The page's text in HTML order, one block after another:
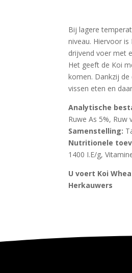
Bij lagere
niveau. Hiervoor
drijvend voer met
Het geeft de Koi
komen. Dankzij de
vissen eten en
Analytische
Ruwe As 5%, Ruw
Samenstelling:
Nutritionele
1400 I.E/g,
U voert Koi
Herkauwers